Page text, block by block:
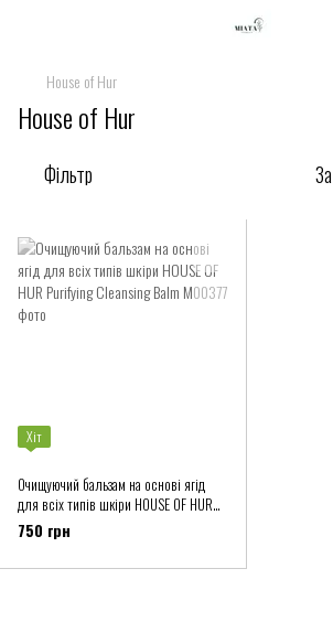
House of Hur
House of Hur
Фільтр
Хіт
Очищуючий бальзам на основі ягід
для всіх типів шкіри HOUSE OF HUR
Purifying Cleansing Balm
750 грн